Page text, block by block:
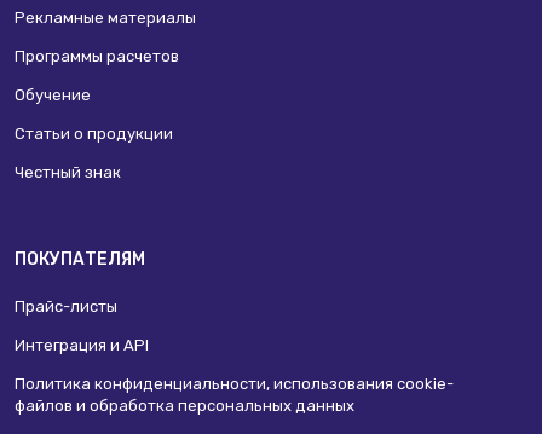
Рекламные материалы
Программы расчетов
Обучение
Статьи о продукции
Честный знак
ПОКУПАТЕЛЯМ
Прайс-листы
Интеграция и API
Политика конфиденциальности, использования сookie-
файлов и обработка персональных данных